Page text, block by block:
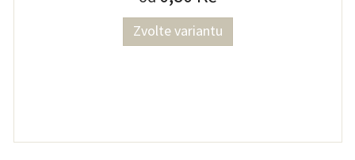
Zvolte variantu